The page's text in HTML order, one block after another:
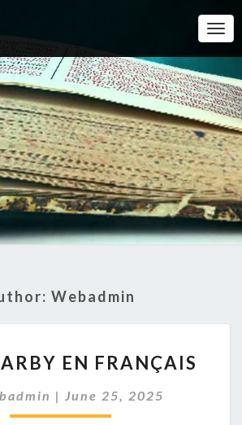
Webadmin
DARBY
FRANÇAIS
EN FRANÇAIS
| June 25, 2025